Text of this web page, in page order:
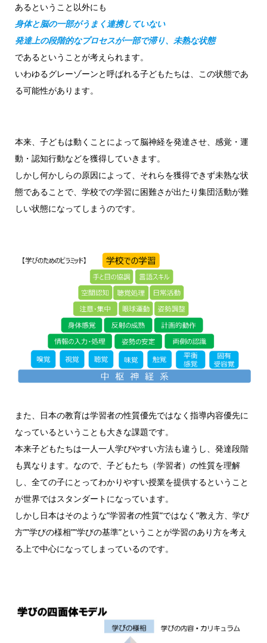
あるということ以外にも
身体と脳の一部がうまく連携していない
発達上の段階的なプロセスが一部で滞り、未熟な状態
であるということが考えられます。
いわゆるグレーゾーンと呼ばれる子どもたちは、この状態であ
る可能性があります。
本来、子どもは動くことによって脳神経を発達させ、感覚・運
動・認知行動などを獲得していきます。
しかし何かしらの原因によって、それらを獲得できず未熟な状
態であることで、学校での学習に困難さが出たり集団活動が難
しい状態になってしまうのです。
また、日本の教育は学習者の性質優先ではなく指導内容優先に
なっているということも大きな課題です。
本来子どもたちは一人一人学びやすい方法も違うし、発達段階
も異なります。なので、子どもたち（学習者）の性質を理解
し、全ての子にとってわかりやすい授業を提供するということ
が世界ではスタンダートになっています。
しかし日本はそのような”学習者の性質”ではなく”教え方、学び
方””学びの様相””学びの基準”ということが学習のあり方を考え
る上で中心になってしまっているのです。